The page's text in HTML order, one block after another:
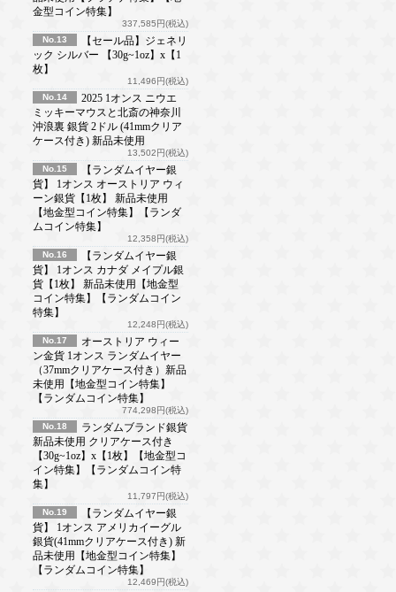
金型コイン特集】
337,585円(税込)
No.13
【セール品】ジェネリ
ック シルバー 【30g~1oz】x【1
枚】
11,496円(税込)
No.14
2025 1オンス ニウエ
ミッキーマウスと北斎の神奈川
沖浪裏 銀貨 2ドル (41mmクリア
ケース付き) 新品未使用
13,502円(税込)
No.15
【ランダムイヤー銀
貨】 1オンス オーストリア ウィ
ーン銀貨【1枚】 新品未使用
【地金型コイン特集】【ランダ
ムコイン特集】
12,358円(税込)
No.16
【ランダムイヤー銀
貨】 1オンス カナダ メイプル銀
貨【1枚】 新品未使用【地金型
コイン特集】【ランダムコイン
特集】
12,248円(税込)
No.17
オーストリア ウィー
ン金貨 1オンス ランダムイヤー
（37mmクリアケース付き）新品
未使用【地金型コイン特集】
【ランダムコイン特集】
774,298円(税込)
No.18
ランダムブランド銀貨
新品未使用 クリアケース付き
【30g~1oz】x【1枚】【地金型コ
イン特集】【ランダムコイン特
集】
11,797円(税込)
No.19
【ランダムイヤー銀
貨】 1オンス アメリカイーグル
銀貨(41mmクリアケース付き) 新
品未使用【地金型コイン特集】
【ランダムコイン特集】
12,469円(税込)